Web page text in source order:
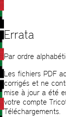
Errata
Par ordre
Les fichiers PDF
corrigés et ne
mise à jour a été
votre compte
Téléchargements.